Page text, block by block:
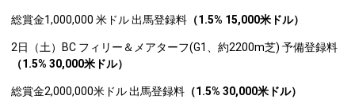
総賞金1,000,000 米ドル 出馬登録料 （1.5% 15,000米ドル）
2日（土）BC フィリー＆メアターフ(G1、約2200m芝) 予備登録料
（1.5% 30,000米ドル）
総賞金2,000,000米ドル 出馬登録料 （1.5% 30,000米ドル）